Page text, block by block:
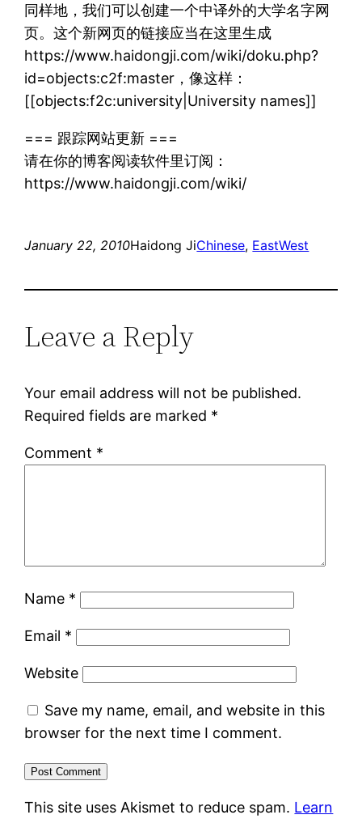
同样地，我们可以创建一个中译外的大学名字网
页。这个新网页的链接应当在这里生成
https://www.haidongji.com/wiki/doku.php?
id=objects:c2f:master，像这样：
[[objects:f2c:university|University names]]
=== 跟踪网站更新 ===
请在你的博客阅读软件里订阅：
https://www.haidongji.com/wiki/
January 22, 2010Haidong JiChinese, EastWest
Leave a Reply
Your email address will not be published.
Required fields are marked *
Comment *
Name *
Email *
Website
Save my name, email, and website in this
browser for the next time I comment.
This site uses Akismet to reduce spam. Learn